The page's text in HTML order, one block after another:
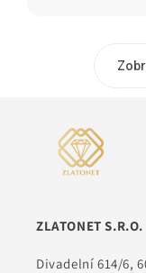
ZLATONET S.R.O.
Divadelní 614/6,